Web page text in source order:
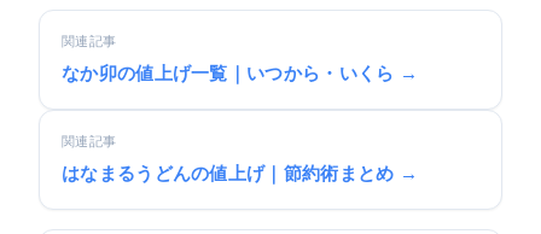
関連記事
なか卯の値上げ一覧｜いつから・いくら →
関連記事
はなまるうどんの値上げ｜節約術まとめ →